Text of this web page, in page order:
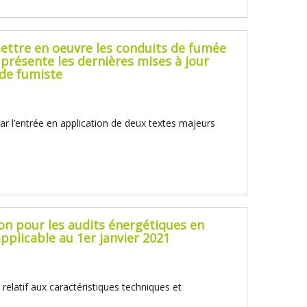
en oeuvre les conduits de fumée
les dernières mises à jour
fumiste
l’entrée en application de deux textes majeurs
pour les audits énergétiques en
au 1er janvier 2021
aux caractéristiques techniques et